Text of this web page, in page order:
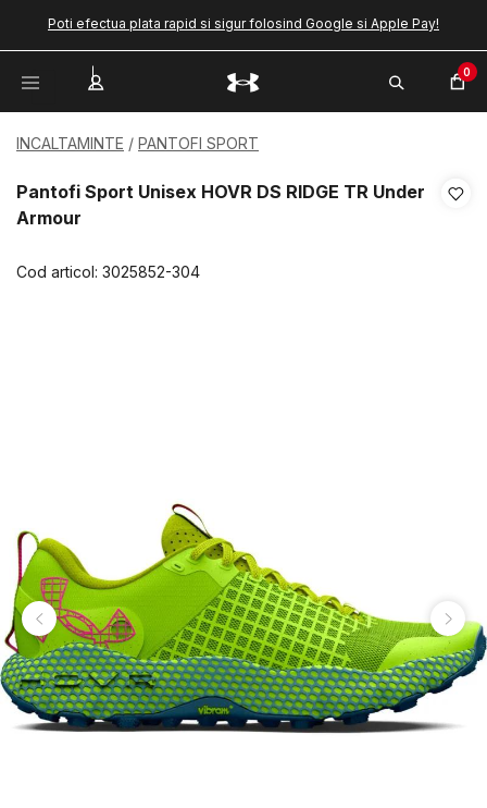
Poti efectua plata rapid si sigur folosind Google si Apple Pay!
0
INCALTAMINTE PANTOFI SPORT
Pantofi Sport Unisex HOVR DS RIDGE TR Under
Armour
Cod articol: 3025852-304